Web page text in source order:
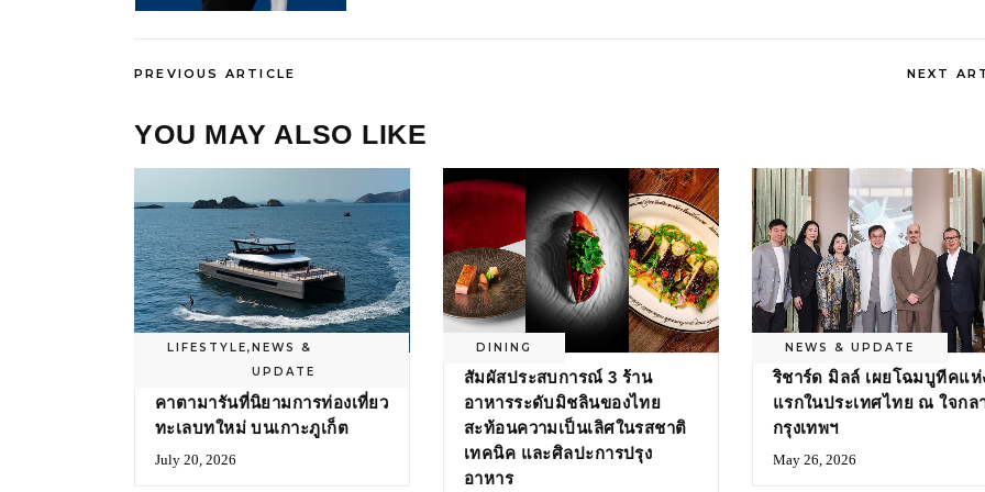
PREVIOUS ARTICLE NEXT
YOU MAY ALSO LIKE
LIFESTYLE,NEWS &
UPDATE
‘PISCES’ ลักชัวรีทริปล่องเรือ
คาตามารันที่นิยามการท่องเที่ยว
ทะเลบทใหม่ บนเกาะภูเก็ต
July 20, 2026
DINING
สัมผัสประสบการณ์ 3 ร้าน
อาหารระดับมิชลินของไทย
สะท้อนความเป็นเลิศในรสชาติ
เทคนิค และศิลปะการปรุง
อาหาร
NEWS & UPDATE
ริชาร์ด มิลล์ เผยโฉมบูทีคแห่
แรกในประเทศไทย ณ ใจกล
กรุงเทพฯ
May 26, 2026